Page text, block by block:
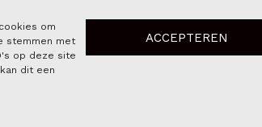
om
stemmen met
op deze site
dit een
ACCEPTEREN